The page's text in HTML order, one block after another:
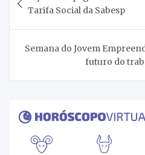
de
Post
Tarifa Social da Sabesp
Semana do Jovem
futuro do